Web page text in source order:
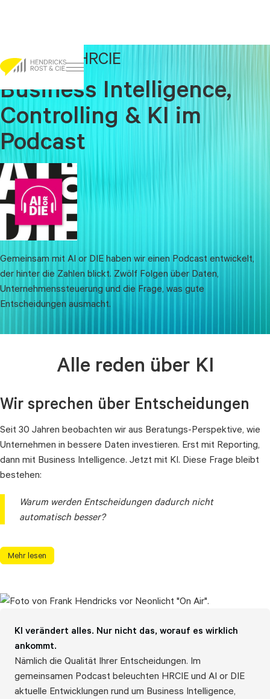
AI or DIE x HRCIE
Business Intelligence,
Controlling & KI im
Podcast
Gemeinsam mit AI or DIE haben wir einen Podcast entwickelt,
der hinter die Zahlen blickt. Zwölf Folgen über Daten,
Unternehmenssteuerung und die Frage, was gute
Entscheidungen ausmacht.
Alle reden über KI
Wir sprechen über Entscheidungen
Seit 30 Jahren beobachten wir aus Beratungs-Perspektive, wie
Unternehmen in bessere Daten investieren. Erst mit Reporting,
dann mit Business Intelligence. Jetzt mit KI. Diese Frage bleibt
bestehen:
Warum werden Entscheidungen dadurch nicht
automatisch besser?
Mehr lesen
KI verändert alles. Nur nicht das, worauf es wirklich
ankommt.
Nämlich die Qualität Ihrer Entscheidungen. Im
gemeinsamen Podcast beleuchten HRCIE und AI or DIE
aktuelle Entwicklungen rund um Business Intelligence,